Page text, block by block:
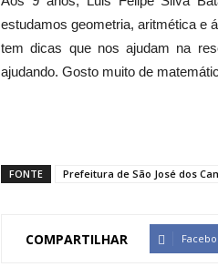
estudamos geometria, aritmética e
tem dicas que nos ajudam na
ajudando. Gosto muito de
FONTE Prefeitura de São José dos
COMPARTILHAR